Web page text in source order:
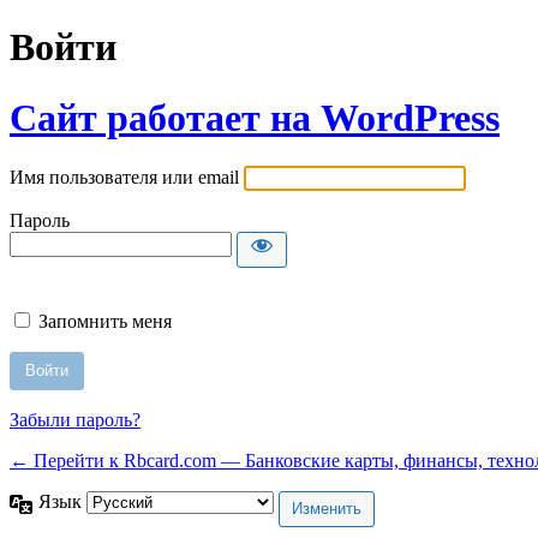
Войти
Сайт работает на WordPress
Имя пользователя или email
Пароль
Запомнить меня
Забыли пароль?
← Перейти к Rbcard.com — Банковские карты, финансы,
Язык